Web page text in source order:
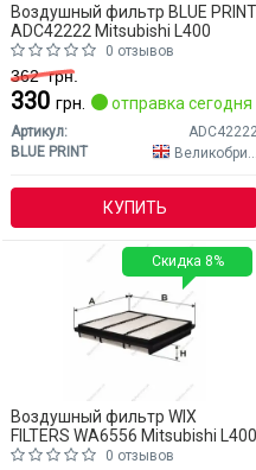
Воздушный фильтр BLUE PRINT
ADC42222 Mitsubishi L400
0 отзывов
362грн.
330 грн. отправка сегодня
Артикул:
ADC42222
BLUE PRINT
Великобритания
КУПИТЬ
Воздушный фильтр WIX
FILTERS WA6556 Mitsubishi L400
0 отзывов
Скидка 8%